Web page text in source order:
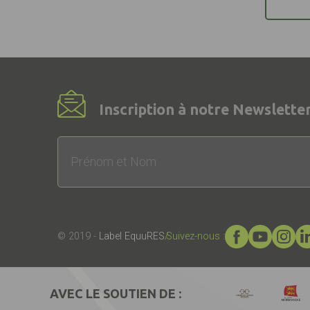
Inscription à notre
© 2019 - Label EquuRESSuivez-nous :
AVEC LE SOUTIEN DE :